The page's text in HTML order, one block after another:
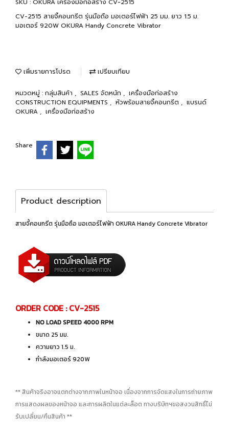
SKU : OKURA เครื่องมือก่อสร้าง CV-2515
CV-2515 สายจี้คอนกรีต รุ่นมือถือ มอเตอร์ไฟฟ้า 25 มม. ยาว 1.5 ม.
มอเตอร์ 920W OKURA Handy Concrete Vibrator
เพิ่มรายการโปรด เปรียบเทียบ
หมวดหมู่ : กลุ่มสินค้า , SALES จัดหนัก , เครื่องมือก่อสร้าง
CONSTRUCTION EQUIPMENTS , หัวพร้อมสายจี้คอนกรีต , แบรนด์
OKURA , เครื่องมือก่อสร้าง
Share
Product description
สายจี้คอนกรีต รุ่นมือถือ มอเตอร์ไฟฟ้า OKURA Handy Concrete Vibrator
ORDER CODE : CV-2515
NO LOAD SPEED 4000 RPM
ขนาด 25 มม.
ความยาว 1.5 ม.
กำลังมอเตอร์ 920W
** สินค้าจริงอาจแตกต่างจากภาพในหน้าจอ เนื่องจากการจัดแสงในการถ่ายภาพ
การแสดงผลของหน้าจอ และการผลิตในแต่ละล็อต ทางบริษัทฯขอสงวนสิทธิ์ไม่
รับเปลี่ยน/คืนสินค้า **